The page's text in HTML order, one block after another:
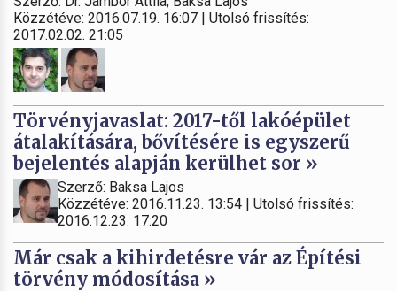
Közzétéve: 2016.07.19. 16:07 | Utolsó frissítés:
2017.02.02. 21:05
Törvényjavaslat: 2017-től lakóépület
átalakítására, bővítésére is egyszerű
bejelentés alapján kerülhet sor »
Szerző: Baksa Lajos
Közzétéve: 2016.11.23. 13:54 | Utolsó frissítés:
2016.12.23. 17:20
Már csak a kihirdetésre vár az Építési
törvény módosítása »